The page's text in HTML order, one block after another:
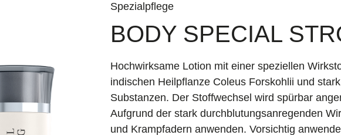
Spezialpflege
BODY SPECIAL
Hochwirksame Lotion mit einer speziellen
indischen Heilpflanze Coleus Forskohlii und
Substanzen. Der Stoffwechsel wird spürbar
Aufgrund der stark durchblutungsanregenden
und Krampfadern anwenden. Vorsichtig